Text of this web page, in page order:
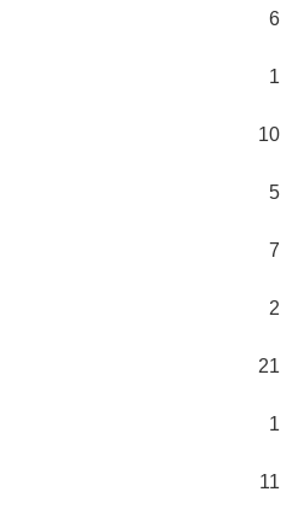
6
1
10
5
7
2
21
1
11